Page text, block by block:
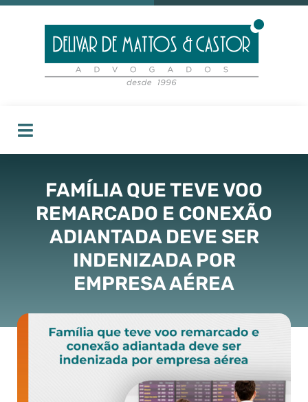
FAMÍLIA QUE TEVE VOO
REMARCADO E CONEXÃO
ADIANTADA DEVE SER
INDENIZADA POR
EMPRESA AÉREA